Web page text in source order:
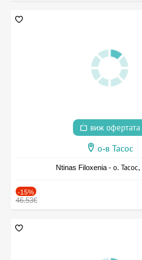
виж офертата
о-в Тасос
Ntinas Filoxenia - о. Тасос,
-15%
46.53€